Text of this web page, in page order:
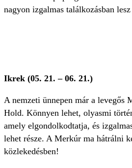
nagyon izgalmas találkozásban lesz
Ikrek (05. 21. – 06. 21.)
A nemzeti ünnepen már a levegős
Hold. Könnyen lehet, olyasmi
amely elgondolkodtatja, és
lehet része. A Merkúr ma hátrálni
közlekedésben!